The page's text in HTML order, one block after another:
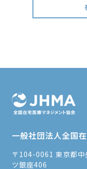
一般社団法人全国
〒104-0061 東京都中
ツ銀座406